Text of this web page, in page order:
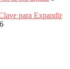
para Expandir